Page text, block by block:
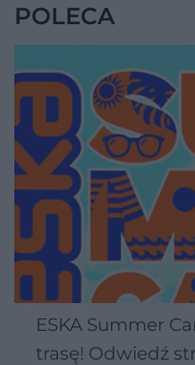
POLECA
ESKA Summer
trasę! Odwiedź